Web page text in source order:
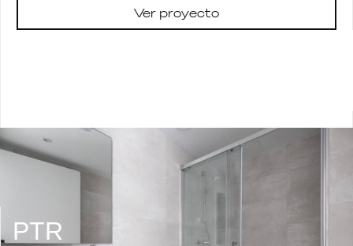
Ver proyecto
PTR